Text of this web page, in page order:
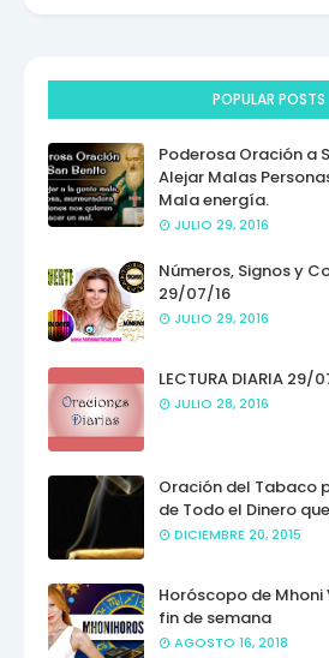
POPULAR POSTS
Poderosa Oración a
Alejar Malas
Mala energía.
JULIO 29, 2016
Números, Signos y
29/07/16
JULIO 29, 2016
LECTURA DIARIA 29/
JULIO 28, 2016
Oración del Tabaco
de Todo el Dinero
DICIEMBRE 20, 2015
Horóscopo de
fin de semana
AGOSTO 16, 2018